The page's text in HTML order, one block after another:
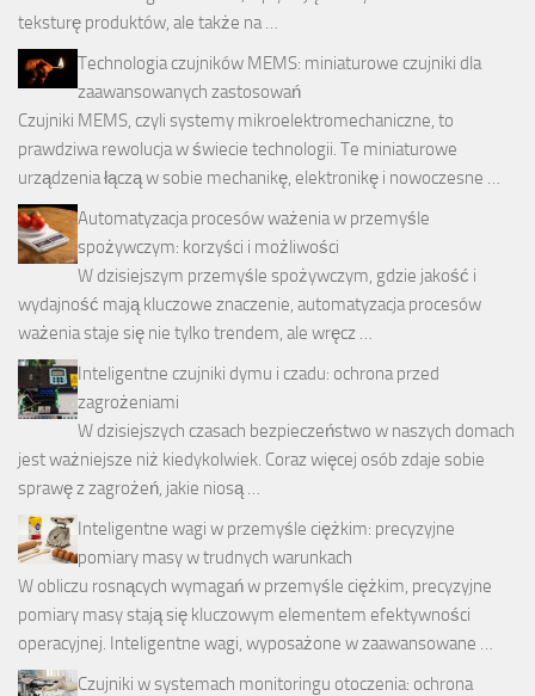
teksturę produktów, ale także na …
Technologia czujników MEMS: miniaturowe czujniki dla
zaawansowanych zastosowań
Czujniki MEMS, czyli systemy mikroelektromechaniczne, to
prawdziwa rewolucja w świecie technologii. Te miniaturowe
urządzenia łączą w sobie mechanikę, elektronikę i nowoczesne …
Automatyzacja procesów ważenia w przemyśle
spożywczym: korzyści i możliwości
W dzisiejszym przemyśle spożywczym, gdzie jakość i
wydajność mają kluczowe znaczenie, automatyzacja procesów
ważenia staje się nie tylko trendem, ale wręcz …
Inteligentne czujniki dymu i czadu: ochrona przed
zagrożeniami
W dzisiejszych czasach bezpieczeństwo w naszych domach
jest ważniejsze niż kiedykolwiek. Coraz więcej osób zdaje sobie
sprawę z zagrożeń, jakie niosą …
Inteligentne wagi w przemyśle ciężkim: precyzyjne
pomiary masy w trudnych warunkach
W obliczu rosnących wymagań w przemyśle ciężkim, precyzyjne
pomiary masy stają się kluczowym elementem efektywności
operacyjnej. Inteligentne wagi, wyposażone w zaawansowane …
Czujniki w systemach monitoringu otoczenia: ochrona